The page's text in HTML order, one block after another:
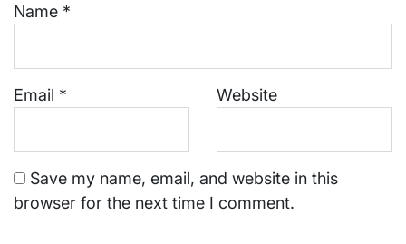
Name *
Email * Website
Save my name, email, and website in this
browser for the next time I comment.